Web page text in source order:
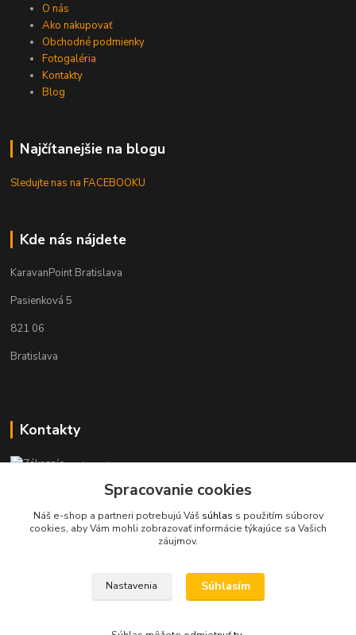
O nás
Ako nakupovať
Obchodné podmienky
Fotogaléria
Kontakty
Blog
Najčítanejšie na blogu
Sledujte nas na FACEBOOKU
Kde nás nájdete
KaravanPoint Bratislava
Pasienková 5
821 06
Bratislava
Kontakty
Zákaznícka podpora KaravanPoint
+421902309993
(Po-Pia, 9-18 hod.)
info@karavanpoint.sk
Spracovanie cookies
Náš e-shop a partneri potrebujú Váš súhlas s použitím súborov
cookies, aby Vám mohli zobrazovať informácie týkajúce sa Vašich
záujmov.
Nastavenia Súhlasím